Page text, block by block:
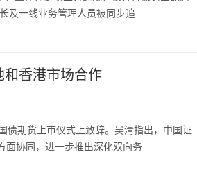
及一线业务管理人员被同步追
和香港市场合作
债期货上市仪式上致辞。吴清指出，中国证
面协同，进一步推出深化双向务